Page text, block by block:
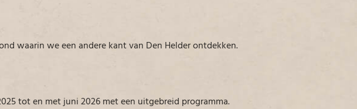
waarin we een andere kant van Den Helder ontdekken.
tot en met juni 2026 met een uitgebreid programma.